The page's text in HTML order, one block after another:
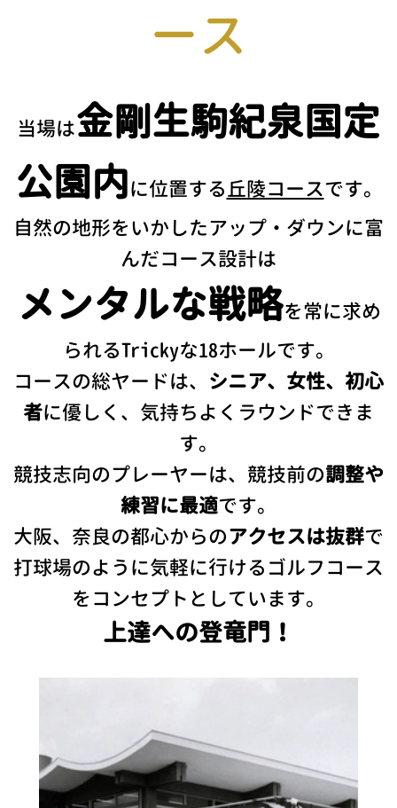
ース
当場は金剛生駒紀泉国定
公園内に位置する丘陵コースです。
自然の地形をいかしたアップ・ダウンに富
んだコース設計は
メンタルな戦略を常に求め
られるTrickyな18ホールです。
コースの総ヤードは、 シニア、女性、初心
者に優しく、気持ちよくラウンドできま
す。
競技志向のプレーヤーは、競技前の調整や
練習に最適です。
大阪、奈良の都心からのアクセスは抜群で
打球場のように気軽に行けるゴルフコース
をコンセプトとしています。
上達への登竜門！